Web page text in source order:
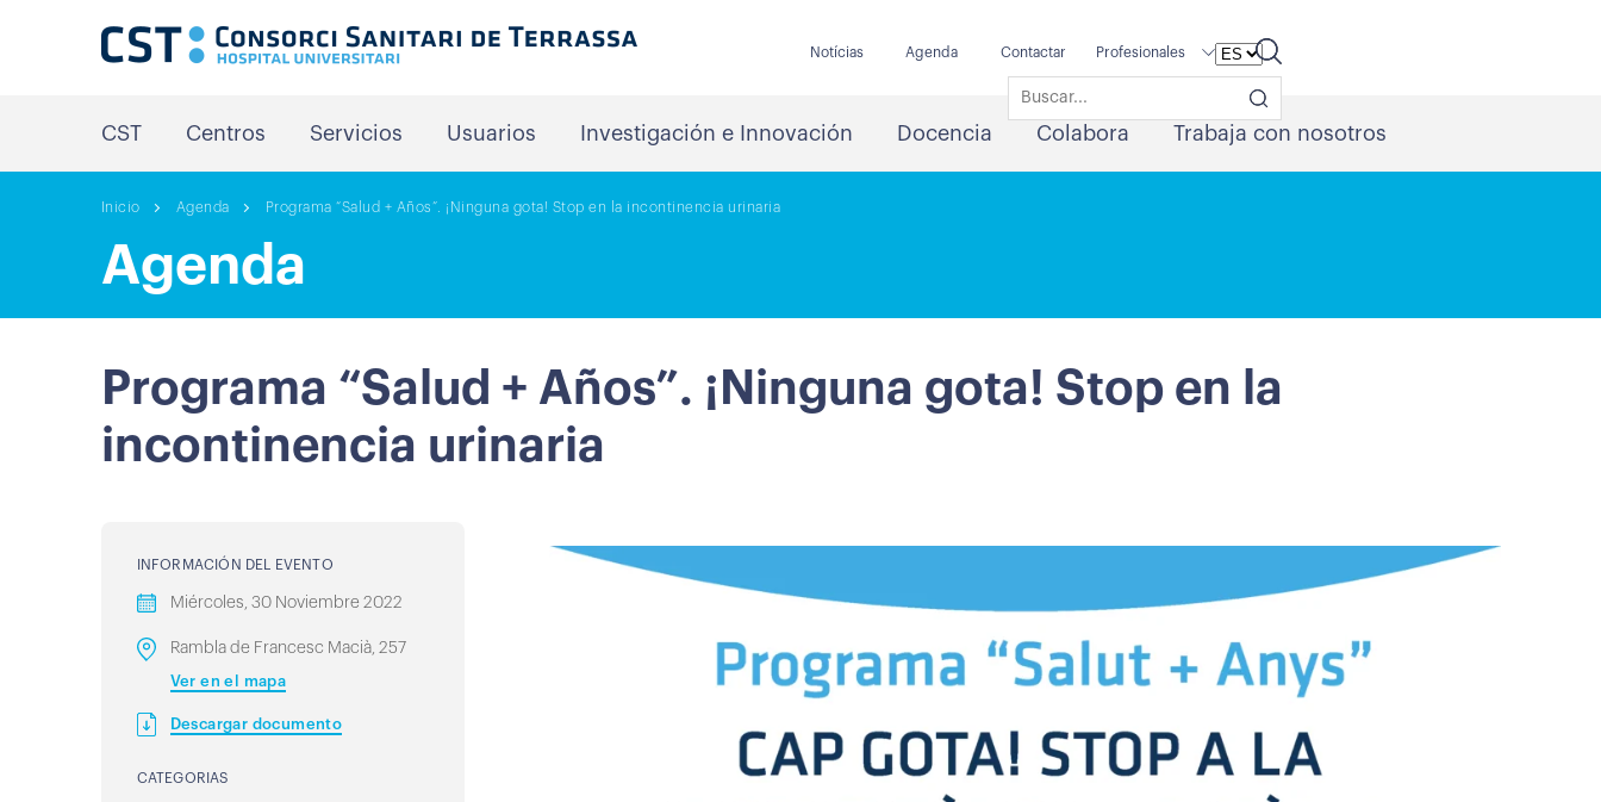
Notícias Agenda Contactar Profesionales
CST Centros Servicios Usuarios Investigación e Innovación Docencia Colabora Trabaja con nosotros
Inicio Agenda Programa “Salud + Años”. ¡Ninguna gota! Stop en la incontinencia urinaria
Agenda
Programa “Salud + Años”. ¡Ninguna gota! Stop en la
incontinencia urinaria
INFORMACIÓN DEL EVENTO
Miércoles, 30 Noviembre 2022
Rambla de Francesc Macià, 257
Ver en el mapa
Descargar documento
CATEGORIAS